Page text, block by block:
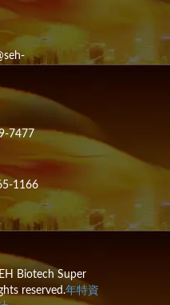
7477
1166
Biotech Super
reserved.年特資